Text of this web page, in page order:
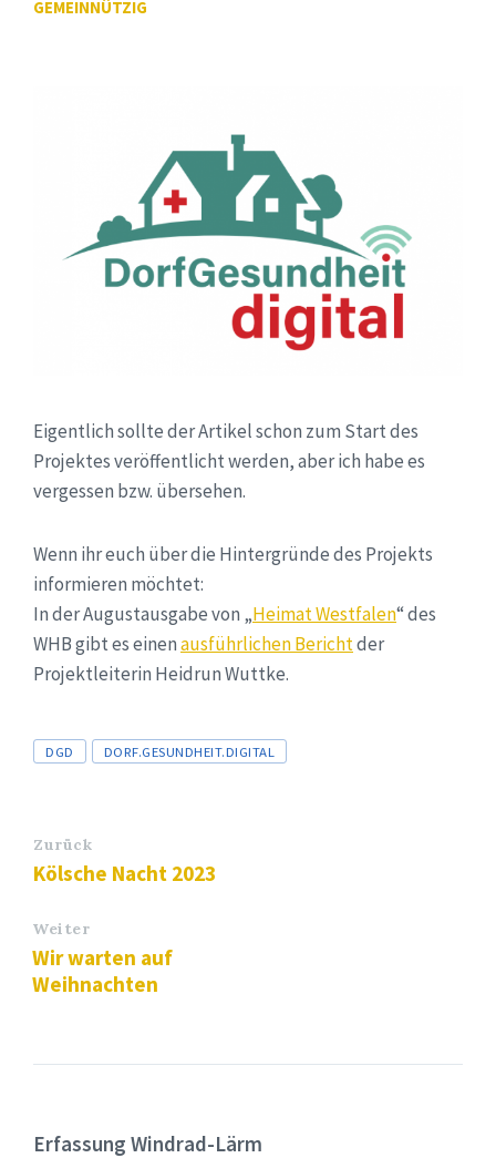
GEMEINNÜTZIG
Eigentlich sollte der Artikel schon zum Start des
Projektes veröffentlicht werden, aber ich habe es
vergessen bzw. übersehen.
Wenn ihr euch über die Hintergründe des Projekts
informieren möchtet:
In der Augustausgabe von „Heimat Westfalen“ des
WHB gibt es einenausführlichen Berichtder
Projektleiterin Heidrun Wuttke.
Tags
DGD DORF.GESUNDHEIT.DIGITAL
Zurück
Kölsche Nacht 2023
Weiter
Wir warten auf
Weihnachten
Erfassung Windrad-Lärm